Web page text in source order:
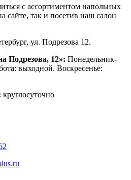
с ассортиментом напольных
сайте, так и посетив наш салон
ул. Подрезова 12.
Подрезова, 12»: Понедельник-
выходной. Воскресенье:
круглосуточно